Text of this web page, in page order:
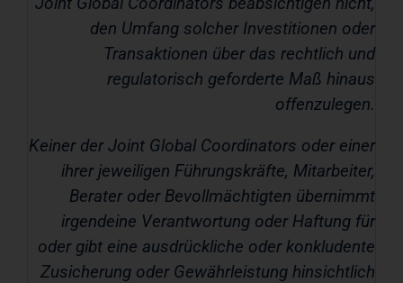
den Umfang solcher Investitionen oder
Transaktionen über das rechtlich und
regulatorisch geforderte Maß hinaus
offenzulegen.
Keiner der Joint Global Coordinators oder einer
ihrer jeweiligen Führungskräfte, Mitarbeiter,
Berater oder Bevollmächtigten übernimmt
irgendeine Verantwortung oder Haftung für
oder gibt eine ausdrückliche oder konkludente
Zusicherung oder Gewährleistung hinsichtlich